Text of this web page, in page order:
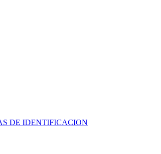
DE IDENTIFICACION